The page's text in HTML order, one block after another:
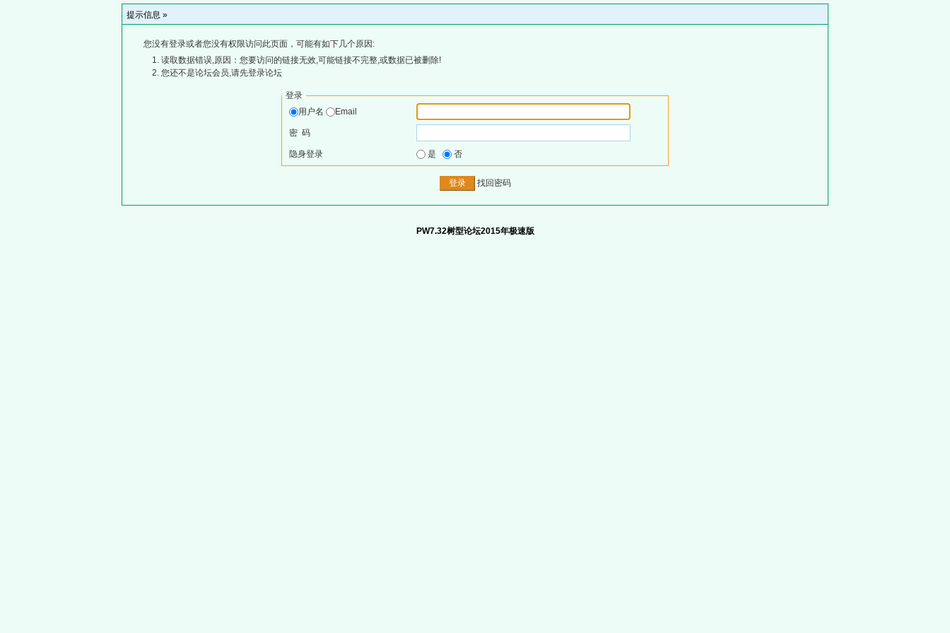
提示信息 »
您没有登录或者您没有权限访问此页面，可能有如下几个原因:
读取数据错误,原因：您要访问的链接无效,可能链接不完整,或数据已被删除!
您还不是论坛会员,请先登录论坛
登录
用户名
Email
密 码
隐身登录 是 否
找回密码
PW7.32树型论坛2015年极速版